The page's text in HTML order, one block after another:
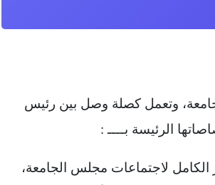
وتعمل كصلة وصل بين رئيس
الرئيسة بــــ :
الكامل لاجتماعات مجلس الجامعة،